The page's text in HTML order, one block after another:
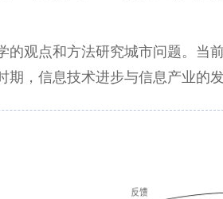
的观点和方法研究城市问题。当
期，信息技术进步与信息产业的